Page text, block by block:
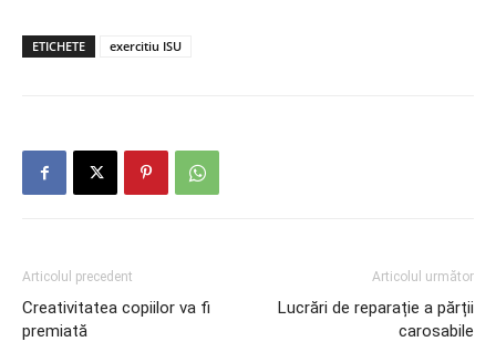
ETICHETE exercitiu ISU
Articolul precedent
Creativitatea copiilor va fi
premiată
Articolul următor
Lucrări de reparație a părții
carosabile